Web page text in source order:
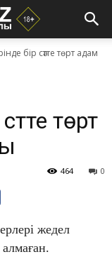
бір сәтте төрт адам
төрт
0
464
жедел